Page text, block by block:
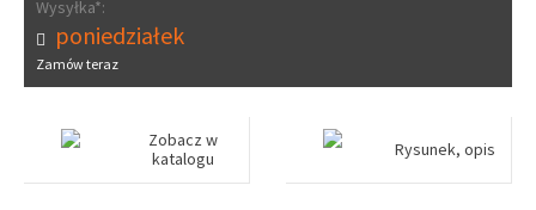
Wysyłka*:
poniedziałek
Zamów teraz
Zobacz w
katalogu
Rysunek, opis